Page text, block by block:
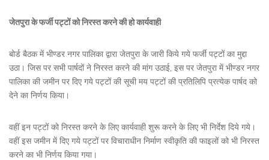
जेतपुरा के फर्जी पट्टों को निरस्त करने की हो कार्यवाही
बोर्ड बैठक में भीण्डर नगर पालिका द्वारा जेतपुरा के जारी किये गये फर्जी पट्टों का मुद्दा
उठा। जिस पर सभी पार्षदों ने निरस्त करने की मांग उठाई, इस पर जेतपुरा में भीण्डर नगर
पालिका की जमीन पर दिए गये पट्टों की सूची मय पट्टों की प्रतिलिपि प्रत्येक पार्षद को
देने का निर्णय किया।
वहीं इन पट्टों को निरस्त करने के लिए कार्यवाही शुरू करने के लिए भी निर्देश दिये गये।
वहीं इस जमीन में दिए गये पट्टों पर विचाराधीन निर्माण स्वीकृति की फाइलों को भी निरस्त
करने का भी निर्णय किया गया।